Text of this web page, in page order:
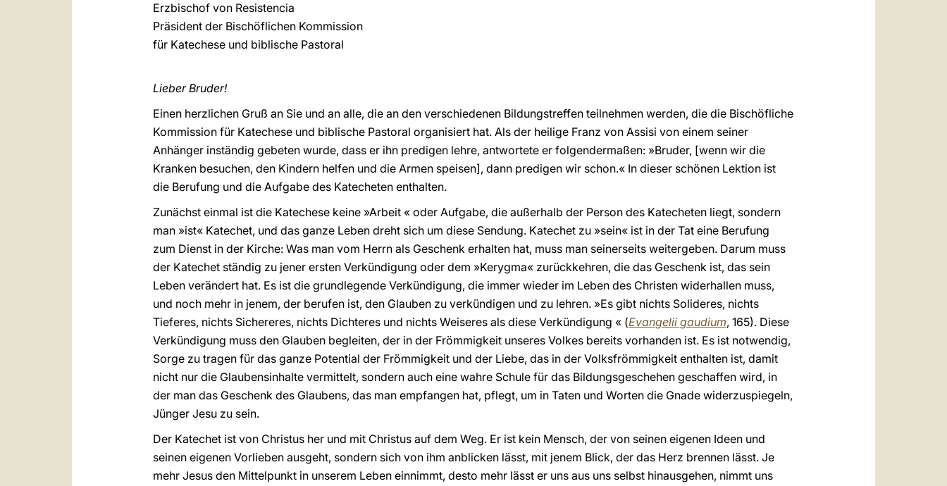
Erzbischof von Resistencia
Präsident der Bischöflichen Kommission
für Katechese und biblische Pastoral
Lieber Bruder!
Einen herzlichen Gruß an Sie und an alle, die an den verschiedenen Bildungstreffen teilnehmen werden, die die Bischöfliche
Kommission für Katechese und biblische Pastoral organisiert hat. Als der heilige Franz von Assisi von einem seiner
Anhänger inständig gebeten wurde, dass er ihn predigen lehre, antwortete er folgendermaßen: »Bruder, [wenn wir die
Kranken besuchen, den Kindern helfen und die Armen speisen], dann predigen wir schon.« In dieser schönen Lektion ist
die Berufung und die Aufgabe des Katecheten enthalten.
Zunächst einmal ist die Katechese keine »Arbeit « oder Aufgabe, die außerhalb der Person des Katecheten liegt, sondern
man »ist« Katechet, und das ganze Leben dreht sich um diese Sendung. Katechet zu »sein« ist in der Tat eine Berufung
zum Dienst in der Kirche: Was man vom Herrn als Geschenk erhalten hat, muss man seinerseits weitergeben. Darum muss
der Katechet ständig zu jener ersten Verkündigung oder dem »Kerygma« zurückkehren, die das Geschenk ist, das sein
Leben verändert hat. Es ist die grundlegende Verkündigung, die immer wieder im Leben des Christen widerhallen muss,
und noch mehr in jenem, der berufen ist, den Glauben zu verkündigen und zu lehren. »Es gibt nichts Solideres, nichts
Tieferes, nichts Sichereres, nichts Dichteres und nichts Weiseres als diese Verkündigung « (Evangelii gaudium, 165). Diese
Verkündigung muss den Glauben begleiten, der in der Frömmigkeit unseres Volkes bereits vorhanden ist. Es ist notwendig,
Sorge zu tragen für das ganze Potential der Frömmigkeit und der Liebe, das in der Volksfrömmigkeit enthalten ist, damit
nicht nur die Glaubensinhalte vermittelt, sondern auch eine wahre Schule für das Bildungsgeschehen geschaffen wird, in
der man das Geschenk des Glaubens, das man empfangen hat, pflegt, um in Taten und Worten die Gnade widerzuspiegeln,
Jünger Jesu zu sein.
Der Katechet ist von Christus her und mit Christus auf dem Weg. Er ist kein Mensch, der von seinen eigenen Ideen und
seinen eigenen Vorlieben ausgeht, sondern sich von ihm anblicken lässt, mit jenem Blick, der das Herz brennen lässt. Je
mehr Jesus den Mittelpunkt in unserem Leben einnimmt, desto mehr lässt er uns aus uns selbst hinausgehen, nimmt uns